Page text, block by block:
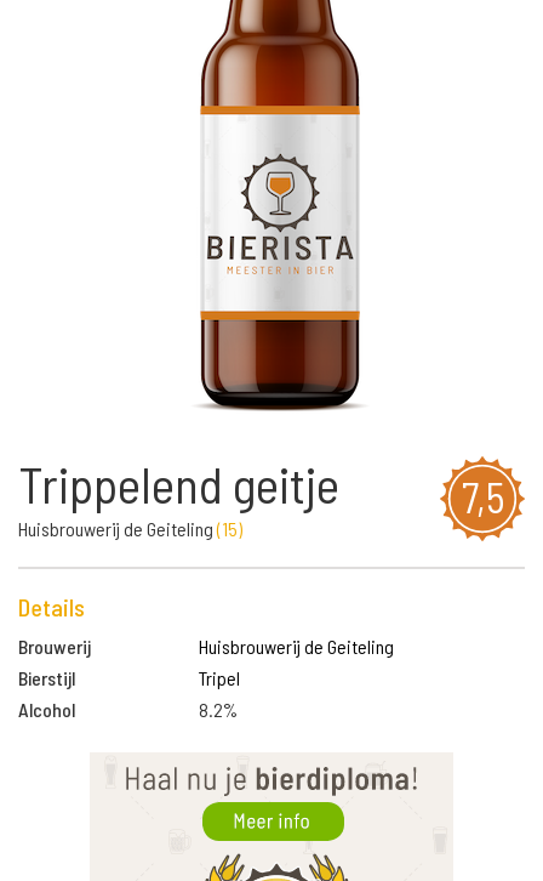
7,5
Trippelend geitje
Huisbrouwerij de Geiteling(15)
Details
Brouwerij
Huisbrouwerij de Geiteling
Bierstijl
Tripel
Alcohol
8.2%